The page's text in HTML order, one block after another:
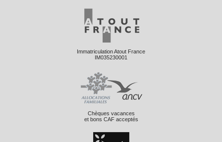
Immatriculation Atout France
IM035230001
Chèques vacances
et bons CAF acceptés